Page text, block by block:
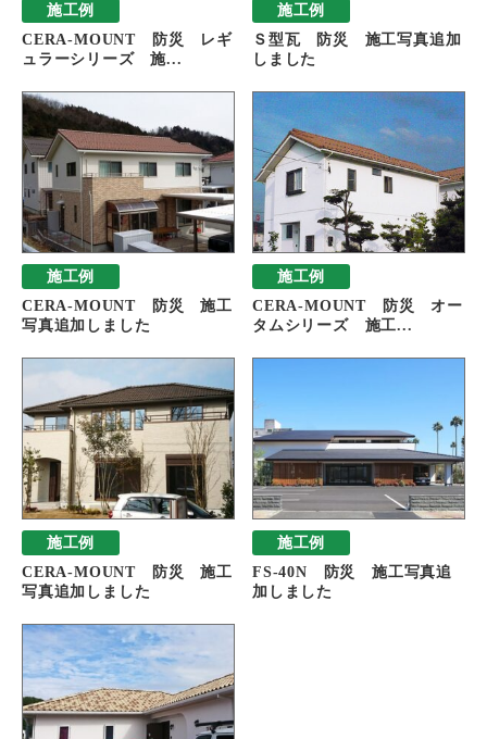
施工例
CERA-MOUNT 防災 レギ
ュラーシリーズ 施...
施工例
Ｓ型瓦 防災 施工写真追加
しました
施工例
CERA-MOUNT 防災 施工
写真追加しました
施工例
CERA-MOUNT 防災 オー
タムシリーズ 施工...
施工例
CERA-MOUNT 防災 施工
写真追加しました
施工例
FS-40N 防災 施工写真追
加しました